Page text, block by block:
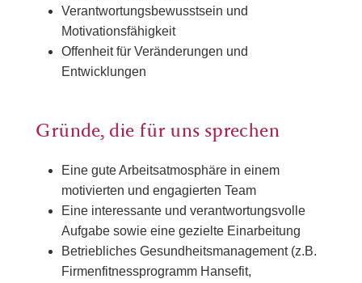
Verantwortungsbewusstsein und
Motivationsfähigkeit
Offenheit für Veränderungen und
Entwicklungen
Gründe, die für uns sprechen
Eine gute Arbeitsatmosphäre in einem
motivierten und engagierten Team
Eine interessante und verantwortungsvolle
Aufgabe sowie eine gezielte Einarbeitung
Betriebliches Gesundheitsmanagement (z.B.
Firmenfitnessprogramm Hansefit,